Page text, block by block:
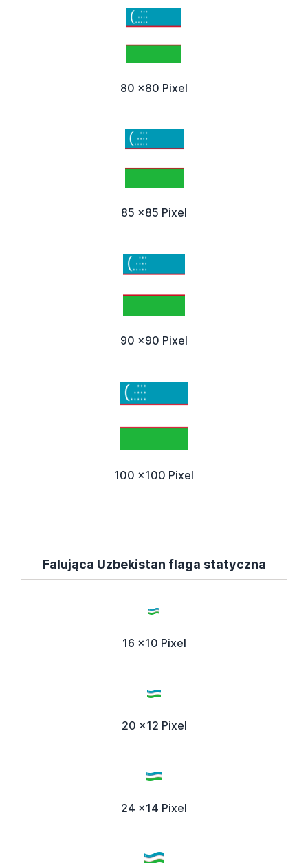
80 x80 Pixel
85 x85 Pixel
90 x90 Pixel
100 x100 Pixel
Falująca Uzbekistan flaga statyczna
16 x10 Pixel
20 x12 Pixel
24 x14 Pixel